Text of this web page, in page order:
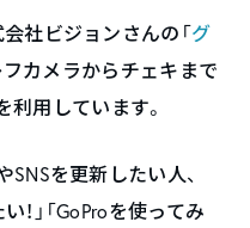
社ビジョンさんの「グ
フカメラからチェキまで
利用しています。
を更新したい人、
！」「GoProを使ってみ